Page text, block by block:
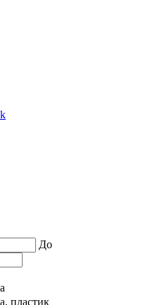
До
пластик